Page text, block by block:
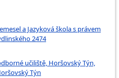
a Jazyková škola s právem
2474
učiliště, Horšovský Týn,
Týn